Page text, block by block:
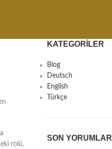
rolü,
KATEGORILER
Blog
Deutsch
English
Türkçe
SON YORUMLAR